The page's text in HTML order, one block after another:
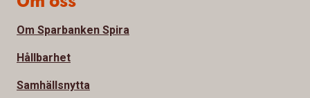
Om Sparbanken Spira
Hållbarhet
Samhällsnytta